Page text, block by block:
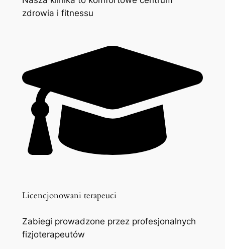
zdrowia i fitnessu
Licencjonowani terapeuci
Zabiegi prowadzone przez profesjonalnych
fizjoterapeutów